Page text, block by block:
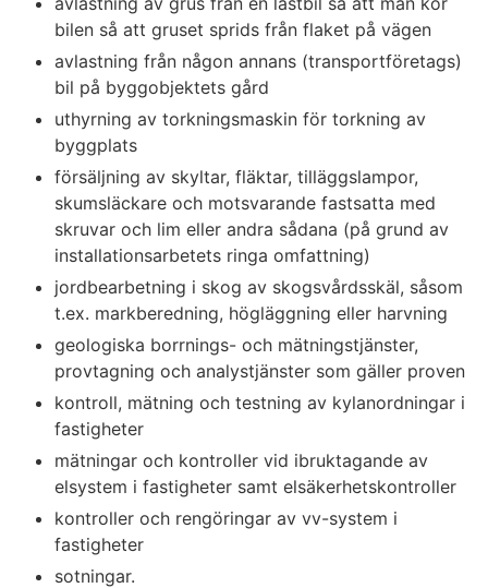
bilen så att gruset sprids från flaket på vägen
avlastning från någon annans (transportföretags)
bil på byggobjektets gård
uthyrning av torkningsmaskin för torkning av
byggplats
försäljning av skyltar, fläktar, tilläggslampor,
skumsläckare och motsvarande fastsatta med
skruvar och lim eller andra sådana (på grund av
installationsarbetets ringa omfattning)
jordbearbetning i skog av skogsvårdsskäl, såsom
t.ex. markberedning, högläggning eller harvning
geologiska borrnings- och mätningstjänster,
provtagning och analystjänster som gäller proven
kontroll, mätning och testning av kylanordningar i
fastigheter
mätningar och kontroller vid ibruktagande av
elsystem i fastigheter samt elsäkerhetskontroller
kontroller och rengöringar av vv-system i
fastigheter
sotningar.